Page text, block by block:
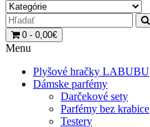
0 - 0,00€
Menu
Plyšové hračky LABUBU
Dámske parfémy
Darčekové sety
Parfémy bez krabice
Testery